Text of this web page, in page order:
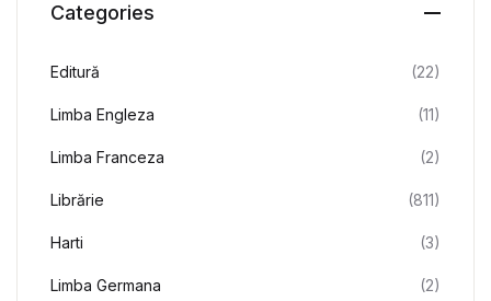
Categories
Editură (22)
Limba Engleza (11)
Limba Franceza (2)
Librărie (811)
Harti (3)
Limba Germana (2)